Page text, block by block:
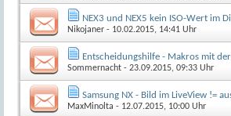
NEX3 und NEX5 kein ISO-Wert im
Nikojaner - 10.02.2015, 14:41 Uhr
Entscheidungshilfe - Makros mit
Sommernacht - 23.09.2015, 09:33 Uhr
Samsung NX - Bild im LiveView !=
MaxMinolta - 12.07.2015, 10:00 Uhr